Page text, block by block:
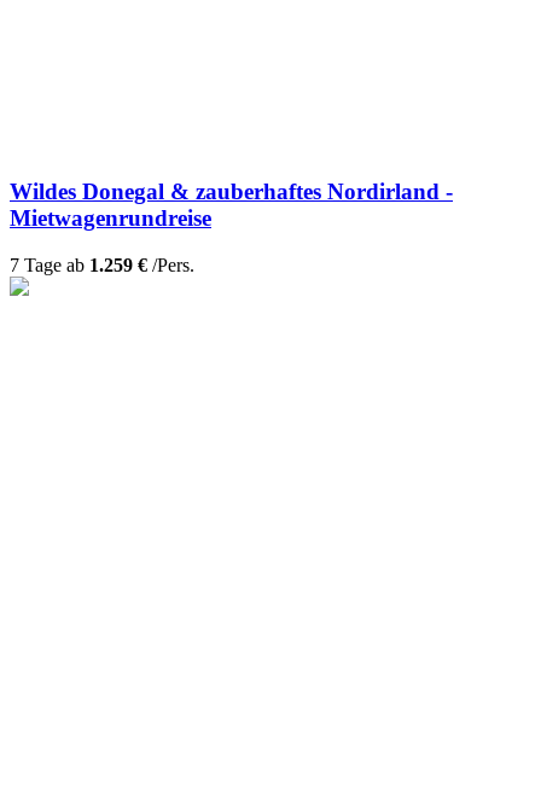
Wildes Donegal & zauberhaftes Nordirland -
Mietwagenrundreise
7 Tage ab 1.259 € /Pers.